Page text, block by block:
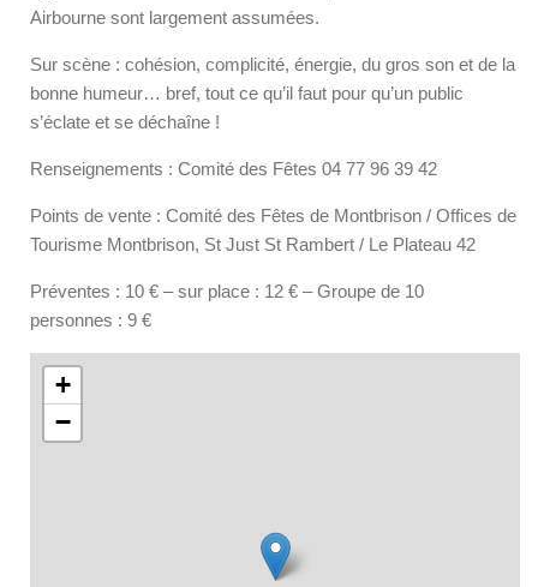
Airbourne sont largement assumées.
Sur scène : cohésion, complicité, énergie, du gros son et de la
bonne humeur… bref, tout ce qu’il faut pour qu’un public
s’éclate et se déchaîne !
Renseignements : Comité des Fêtes 04 77 96 39 42
Points de vente : Comité des Fêtes de Montbrison / Offices de
Tourisme Montbrison, St Just St Rambert / Le Plateau 42
Préventes : 10 € – sur place : 12 € – Groupe de 10
personnes : 9 €
+
−